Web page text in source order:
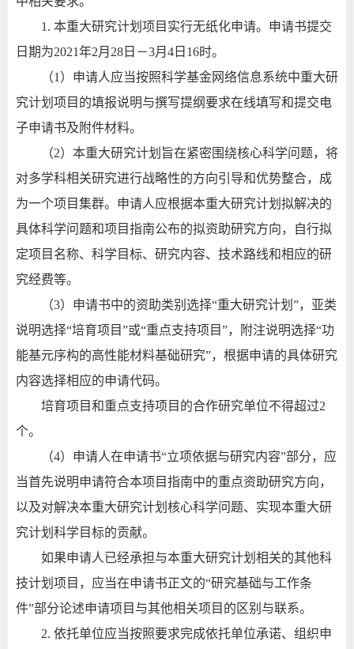
1. 本重大研究计划项目实行无纸化申请。申请书提交
日期为2021年2月 28 日－3月 4 日 16时。
（1 ）申请人应当按照科学基金网络信息系统中重大研
究计划项目的填报说明与撰写提纲要求在线填写和提交电
子申请书及附件材料。
（2）本重大研究计划旨在紧密围绕核心科学问题，将
对多学科相关研究进行战略性的方向引导和优势整合，成
为一个项目集群。申请人应根据本重大研究计划拟解决的
具体科学问题和项目指南公布的拟资助研究方向，自行拟
定项目名称、科学目标、研究内容、技术路线和相应的研
究经费等。
（3）申请书中的资助类别选择“重大研究计划 ”，亚类
说明选择“培育项目”或“重点支持项目”，附注说明选择“功
能基元序构的高性能材料基础研究”，根据申请的具体研究
内容选择相应的申请代码。
培育项目和重点支持项目的合作研究单位不得超过2
个。
（4）申请人在申请书“立项依据与研究内容”部分，应
当首先说明申请符合本项目指南中的重点资助研究方向，
以及对解决本重大研究计划核心科学问题、实现本重大研
究计划科学目标的贡献。
如果申请人已经承担与本重大研究计划相关的其他科
技计划项目，应当在申请书正文的“研究基础与工作条
件”部分论述申请项目与其他相关项目的区别与联系。
2. 依托单位应当按照要求完成依托单位承诺、组织申